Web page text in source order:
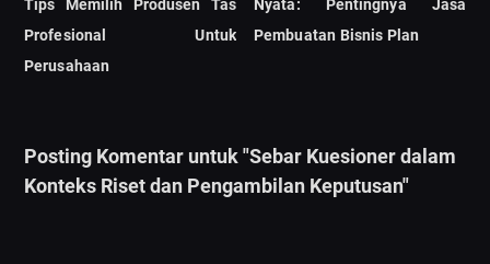
Tips Memilih Produsen Tas
Profesional Untuk
Perusahaan
Nyata: Pentingnya Jasa
Pembuatan Bisnis Plan
Posting Komentar untuk "Sebar Kuesioner dalam
Konteks Riset dan Pengambilan Keputusan"